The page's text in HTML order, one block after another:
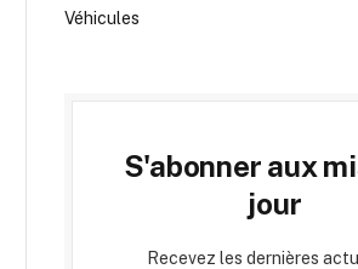
Véhicules
S'abonner aux
jour
Recevez les dernières